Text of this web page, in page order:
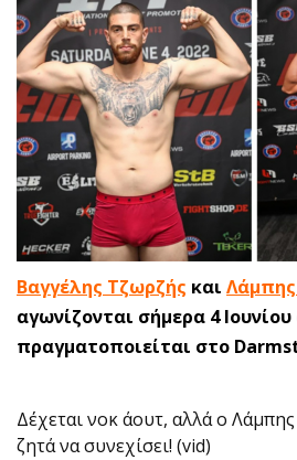
Βαγγέλης Τζωρζής και
αγωνίζονται σήμερα 4
πραγματοποιείται στο
Δέχεται νοκ άουτ, αλλά ο
ζητά να συνεχίσει! (vid)